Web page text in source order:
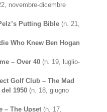
novembre-dicembre
Putting Bible (n. 21,
Who Knew Ben Hogan
– Over 40 (n. 19, luglio-
Golf Club – The Mad
del 1950 (n. 18, giugno
– The Upset (n. 17,